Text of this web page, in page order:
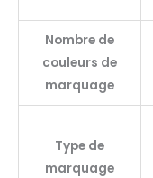
Nombre de
couleurs de
marquage
Type de
marquage